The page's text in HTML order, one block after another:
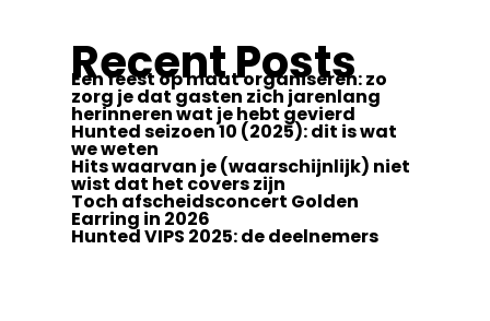
Recent Posts
Een feest op maat organiseren: zo
zorg je dat gasten zich jarenlang
herinneren wat je hebt gevierd
Hunted seizoen 10 (2025): dit is wat
we weten
Hits waarvan je (waarschijnlijk) niet
wist dat het covers zijn
Toch afscheidsconcert Golden
Earring in 2026
Hunted VIPS 2025: de deelnemers